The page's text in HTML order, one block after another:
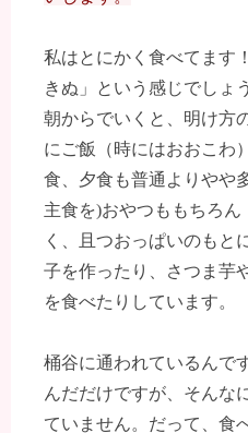
私はとにかく食べてます
きぬ」という感じでしょ
朝からでいくと、明け方
にご飯（時にはおおこわ
食、夕食も普通よりやや
主食を)おやつももちろん
く、且つおっぱいのもと
子を作ったり、さつま芋
を食べたりしています。
桶谷に通われているんで
んだだけですが、そんな
ていません。だって、食